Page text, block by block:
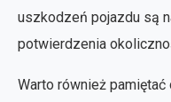
uszkodzeń pojazdu są
potwierdzenia
Warto również